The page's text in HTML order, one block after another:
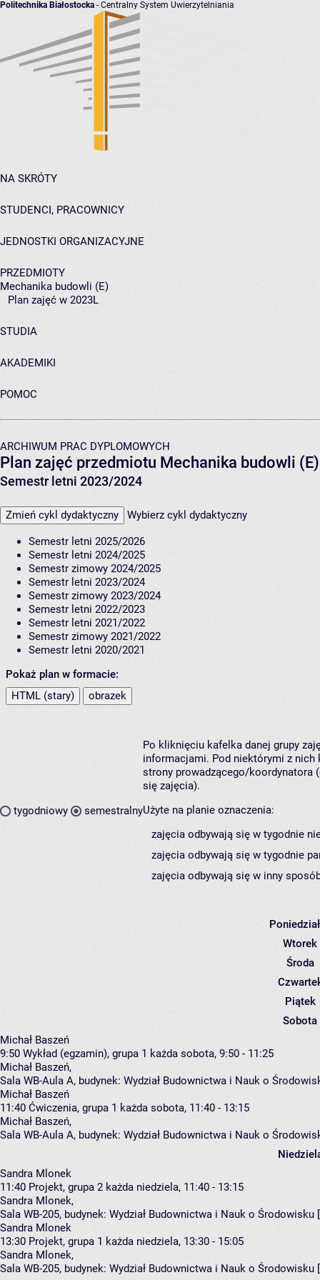
Politechnika Białostocka - Centralny System Uwierzytelniania
NA SKRÓTY
STUDENCI, PRACOWNICY
JEDNOSTKI ORGANIZACYJNE
PRZEDMIOTY
Mechanika budowli (E)
Plan zajęć w 2023L
STUDIA
AKADEMIKI
POMOC
ARCHIWUM PRAC DYPLOMOWYCH
Plan zajęć przedmiotu Mechanika budowli
Semestr letni 2023/2024
Zmień cykl dydaktyczny Wybierz cykl dydaktyczny
Semestr letni 2025/2026
Semestr letni 2024/2025
Semestr zimowy 2024/2025
Semestr letni 2023/2024
Semestr zimowy 2023/2024
Semestr letni 2022/2023
Semestr letni 2021/2022
Semestr zimowy 2021/2022
Semestr letni 2020/2021
Pokaż plan w formacie:
HTML (stary)
obrazek
tygodniowy semestralny
Po kliknięciu kafelka danej grupy
informacjami. Pod niektórymi z nich
strony prowadzącego/koordynatora
się zajęcia).
Użyte na planie oznaczenia:
zajęcia odbywają się w tygodnie
zajęcia odbywają się w tygodnie
zajęcia odbywają się w inny
Wtorek
Środa
Piątek
Sobota
Michał Baszeń
9:50 Wykład (egzamin), grupa 1 każda sobota, 9:50 - 11:25
Michał Baszeń,
Sala WB-Aula A, budynek: Wydział Budownictwa i Nauk o
Michał Baszeń
11:40 Ćwiczenia, grupa 1 każda sobota, 11:40 - 13:15
Michał Baszeń,
Sala WB-Aula A, budynek: Wydział Budownictwa i Nauk o
Sandra Mlonek
11:40 Projekt, grupa 2 każda niedziela, 11:40 - 13:15
Sandra Mlonek,
Sala WB-205, budynek: Wydział Budownictwa i Nauk o Środowisku
Sandra Mlonek
13:30 Projekt, grupa 1 każda niedziela, 13:30 - 15:05
Sandra Mlonek,
Sala WB-205, budynek: Wydział Budownictwa i Nauk o Środowisku